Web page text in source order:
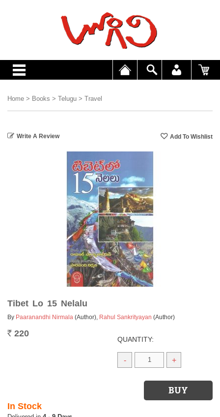
Home > Books > Telugu > Travel
Write A Review
Tibet Lo 15 Nelalu
By Paaranandhi Nirmala (Author), Rahul Sankrityayan (Author)
Rs. 220
QUANTITY:
- +
In Stock